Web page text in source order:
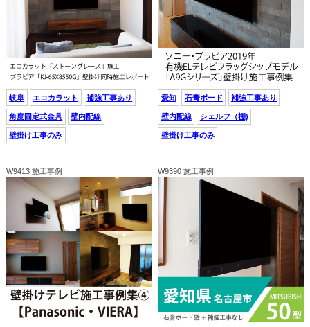
岐阜 エコカラット 補強工事あり
角度固定式金具 壁内配線
壁掛け工事のみ
愛知 石膏ボード 補強工事あり
壁内配線 シェルフ（棚)
壁掛け工事のみ
W9413 施工事例 W9390 施工事例